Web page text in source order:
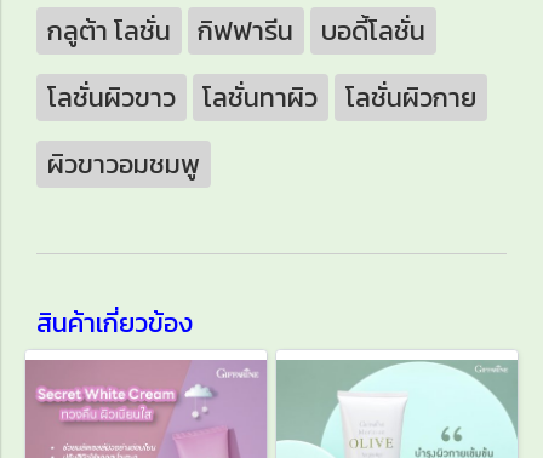
กลูต้า โลชั่น กิฟฟารีน
บอดี้โลชั่น
โลชั่นผิวขาว
โลชั่นทาผิว
โลชั่นผิวกาย
ผิวขาวอมชมพู
สินค้าเกี่ยวข้อง